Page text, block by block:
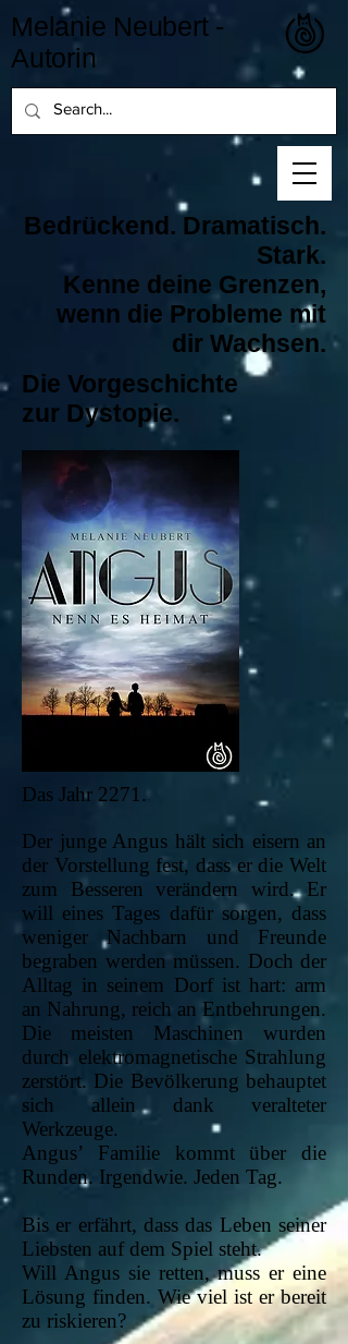
Melanie Neubert -
Autorin
Bedrückend. Dramatisch.
Stark.
Kenne deine Grenzen,
wenn die Probleme mit
dir Wachsen.
Die Vorgeschichte
zur Dystopie.
Das Jahr 2271.
Der junge Angus hält sich eisern an
der Vorstellung fest, dass er die Welt
zum Besseren verändern wird. Er
will eines Tages dafür sorgen, dass
weniger Nachbarn und Freunde
begraben werden müssen. Doch der
Alltag in seinem Dorf ist hart: arm
an Nahrung, reich an Entbehrungen.
Die meisten Maschinen wurden
durch elektromagnetische Strahlung
zerstört. Die Bevölkerung behauptet
sich allein dank veralteter
Werkzeuge.
Angus’ Familie kommt über die
Runden. Irgendwie. Jeden Tag.
Bis er erfährt, dass das Leben seiner
Liebsten auf dem Spiel steht.
Will Angus sie retten, muss er eine
Lösung finden. Wie viel ist er bereit
zu riskieren?